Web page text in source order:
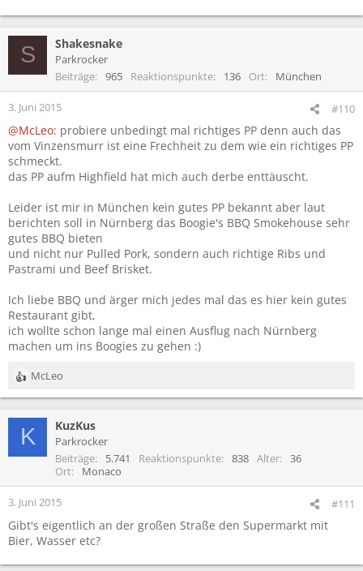
S Shakesnake
Parkrocker
Beiträge
965 Reaktionspunkte 136 Ort München
3. Juni 2015 #110
@McLeo: probiere unbedingt mal richtiges PP denn auch das
vom Vinzensmurr ist eine Frechheit zu dem wie ein richtiges PP
schmeckt.
das PP aufm Highfield hat mich auch derbe enttäuscht.
Leider ist mir in München kein gutes PP bekannt aber laut
berichten soll in Nürnberg das Boogie's BBQ Smokehouse sehr
gutes BBQ bieten
und nicht nur Pulled Pork, sondern auch richtige Ribs und
Pastrami und Beef Brisket.
Ich liebe BBQ und ärger mich jedes mal das es hier kein gutes
Restaurant gibt,
ich wollte schon lange mal einen Ausflug nach Nürnberg
machen um ins Boogies zu gehen :)
R
e
i
n
:
McLeo
K KuzKus
Parkrocker
Beiträge
5.741 Reaktionspunkte 838 Alter
36
Ort
Monaco
3. Juni 2015 #111
Gibt's eigentlich an der großen Straße den Supermarkt mit
Bier, Wasser etc?